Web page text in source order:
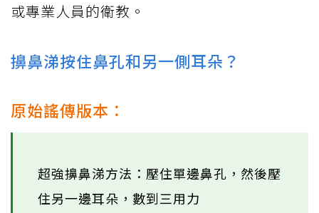
或專業人員的衛教。
擤鼻涕按住鼻孔和另一側耳朵？
原始謠傳版本：
超強擤鼻涕方法：壓住單邊鼻孔，然後壓
住另一邊耳朵，數到三用力